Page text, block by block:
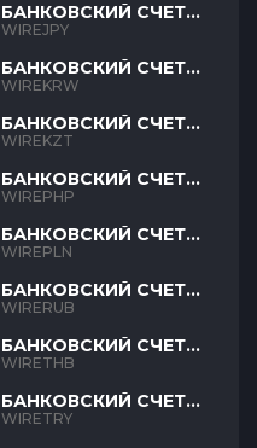
БАНКОВСКИЙ СЧЕТ
JPY
WIREJPY
БАНКОВСКИЙ СЧЕТ
KRW
WIREKRW
БАНКОВСКИЙ СЧЕТ
KZT
WIREKZT
БАНКОВСКИЙ СЧЕТ
PHP
WIREPHP
БАНКОВСКИЙ СЧЕТ
PLN
WIREPLN
БАНКОВСКИЙ СЧЕТ
RUB
WIRERUB
БАНКОВСКИЙ СЧЕТ
THB
WIRETHB
БАНКОВСКИЙ СЧЕТ
TRY
WIRETRY